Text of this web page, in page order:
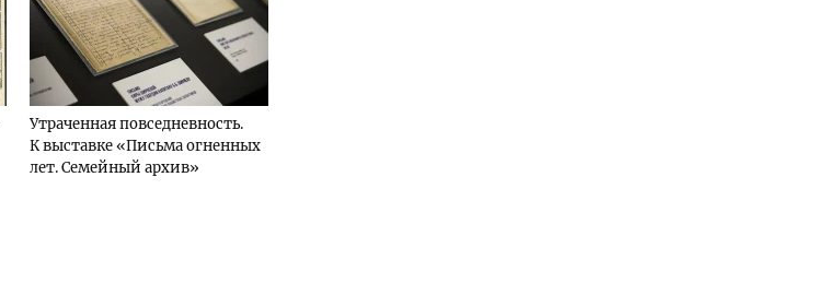
Утраченная повседневность.
К выставке «Письма огненных
лет. Семейный архив»